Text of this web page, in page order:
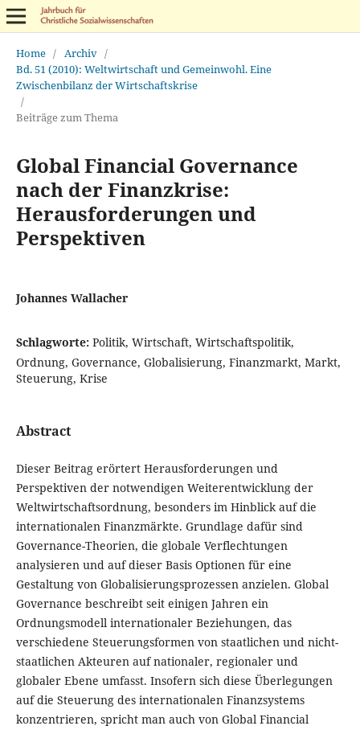
Home / Archiv /
Bd. 51 (2010): Weltwirtschaft und Gemeinwohl. Eine
Zwischenbilanz der Wirtschaftskrise
/
Beiträge zum Thema
Global Financial Governance
nach der Finanzkrise:
Herausforderungen und
Perspektiven
Johannes Wallacher
Schlagworte: Politik, Wirtschaft, Wirtschaftspolitik,
Ordnung, Governance, Globalisierung, Finanzmarkt, Markt,
Steuerung, Krise
Abstract
Dieser Beitrag erörtert Herausforderungen und
Perspektiven der notwendigen Weiterentwicklung der
Weltwirtschaftsordnung, besonders im Hinblick auf die
internationalen Finanzmärkte. Grundlage dafür sind
Governance-Theorien, die globale Verflechtungen
analysieren und auf dieser Basis Optionen für eine
Gestaltung von Globalisierungsprozessen anzielen. Global
Governance beschreibt seit einigen Jahren ein
Ordnungsmodell internationaler Beziehungen, das
verschiedene Steuerungsformen von staatlichen und nicht-
staatlichen Akteuren auf nationaler, regionaler und
globaler Ebene umfasst. Insofern sich diese Überlegungen
auf die Steuerung des internationalen Finanzsystems
konzentrieren, spricht man auch von Global Financial